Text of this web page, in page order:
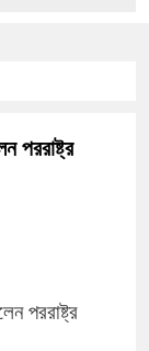
ছবি যেন আর তুলতে না
পররাষ্ট্র